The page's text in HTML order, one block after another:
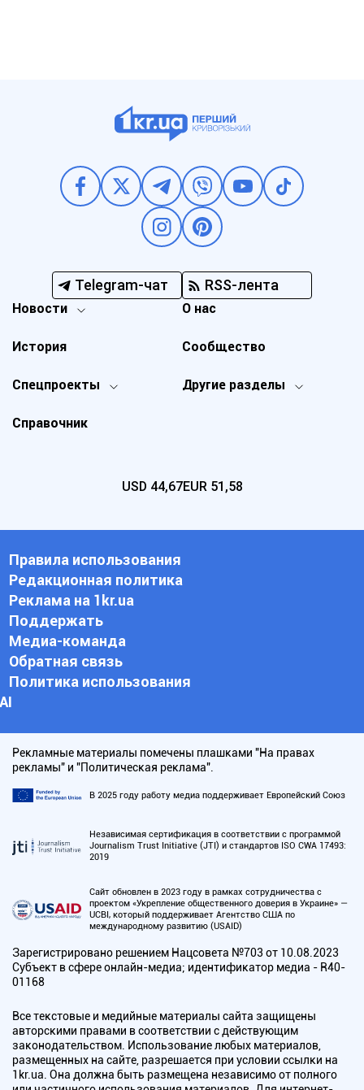
Telegram-чат RSS-лента
Новости
Спецпроекты Другие разделы
История
О нас
Справочник
Сообщество
USD 44,67EUR 51,58
Правила использования
Редакционная политика
Реклама на 1kr.ua
Поддержать
Медиа-команда
Обратная связь
Политика использования
АI
Рекламные материалы помечены плашками "На правах
рекламы" и "Политическая реклама".
В 2025 году работу медиа поддерживает Европейский Союз
Независимая сертификация в соответствии с программой
Journalism Trust Initiative (JTI) и стандартов ISO CWA 17493:
2019
Сайт обновлен в 2023 году в рамках сотрудничества с
проектом «Укрепление общественного доверия в Украине» —
UCBI, который поддерживает Агентство США по
международному развитию (USAID)
Зарегистрировано решением Нацсовета №703 от 10.08.2023
Субъект в сфере онлайн-медиа; идентификатор медиа - R40-
01168
Все текстовые и медийные материалы сайта защищены
авторскими правами в соответствии с действующим
законодательством. Использование любых материалов,
размещенных на сайте, разрешается при условии ссылки на
1kr.ua. Она должна быть размещена независимо от полного